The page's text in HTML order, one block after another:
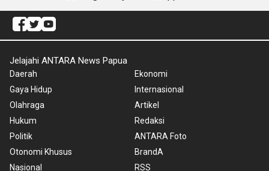
Jelajahi ANTARA News Papua
Daerah
Gaya Hidup
Olahraga
Hukum
Politik
Otonomi Khusus
Nasional
Ekonomi
Internasional
Artikel
Redaksi
ANTARA Foto
BrandA
RSS